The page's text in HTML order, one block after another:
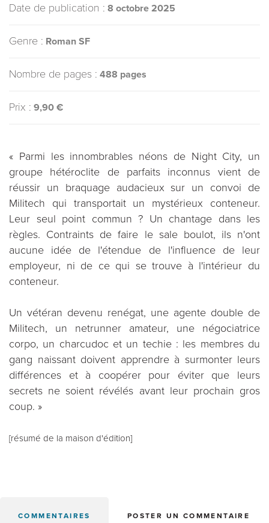
Date de publication : 8 octobre 2025
Genre : Roman SF
Nombre de pages : 488 pages
Prix : 9,90 €
« Parmi les innombrables néons de Night City, un
groupe hétéroclite de parfaits inconnus vient de
réussir un braquage audacieux sur un convoi de
Militech qui transportait un mystérieux conteneur.
Leur seul point commun ? Un chantage dans les
règles. Contraints de faire le sale boulot, ils n'ont
aucune idée de l'étendue de l'influence de leur
employeur, ni de ce qui se trouve à l'intérieur du
conteneur.
Un vétéran devenu renégat, une agente double de
Militech, un netrunner amateur, une négociatrice
corpo, un charcudoc et un techie : les membres du
gang naissant doivent apprendre à surmonter leurs
différences et à coopérer pour éviter que leurs
secrets ne soient révélés avant leur prochain gros
coup. »
[résumé de la maison d'édition]
COMMENTAIRES POSTER UN COMMENTAIRE